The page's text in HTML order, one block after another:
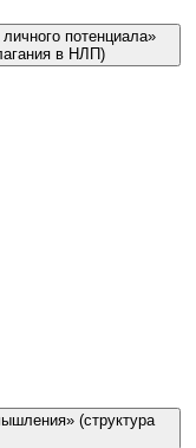
потенциала»
в НЛП)
(структура